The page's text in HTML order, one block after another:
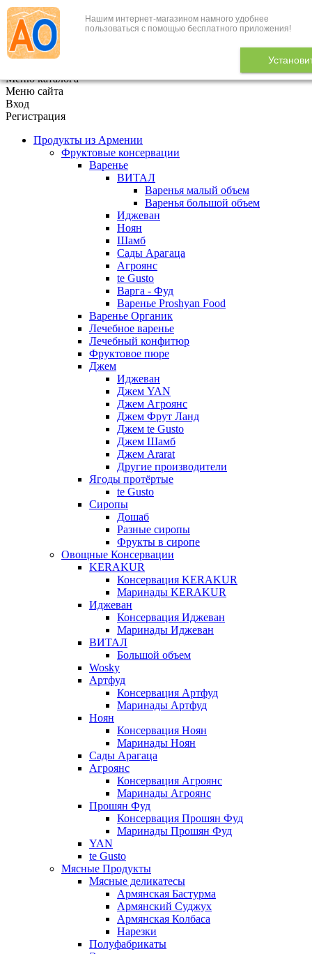
Нашим интернет-магазином намного удобнее
пользоваться с помощью бесплатного приложения!
+7 (495) 646-888-1
В корзине 0
Меню каталога
Меню сайта
Вход
Регистрация
Продукты из Армении
Фруктовые консервации
Варенье
ВИТАЛ
Варенья малый объем
Варенья большой объем
Иджеван
Ноян
Шамб
Сады Арагаца
Агроянс
te Gusto
Варга - Фуд
Варенье Proshyan Food
Варенье Органик
Лечебное варенье
Лечебный конфитюр
Фруктовое пюре
Джем
Иджеван
Джем YAN
Джем Агроянс
Джем Фрут Ланд
Джем te Gusto
Джем Шамб
Джем Ararat
Другие производители
Ягоды протёртые
te Gusto
Сиропы
Дошаб
Разные сиропы
Фрукты в сиропе
Овощные Консервации
KERAKUR
Консервация KERAKUR
Маринады KERAKUR
Иджеван
Консервация Иджеван
Маринады Иджеван
ВИТАЛ
Большой объем
Wosky
Артфуд
Консервация Артфуд
Маринады Артфуд
Ноян
Консервация Ноян
Маринады Ноян
Сады Арагаца
Агроянс
Консервация Агроянс
Маринады Агроянс
Прошян Фуд
Консервация Прошян Фуд
Маринады Прошян Фуд
YAN
te Gusto
Мясные Продукты
Мясные деликатесы
Армянская Бастурма
Армянский Суджух
Армянская Колбаса
Нарезки
Полуфабрикаты